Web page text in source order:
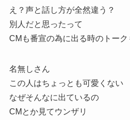
え？声と話し方が全然違う？
別人だと思ったって
CMも番宣の為に出る時のトー
名無しさん
この人はちょっとも可愛くない
なぜそんなに出ているの
CMとか見てウンザリ